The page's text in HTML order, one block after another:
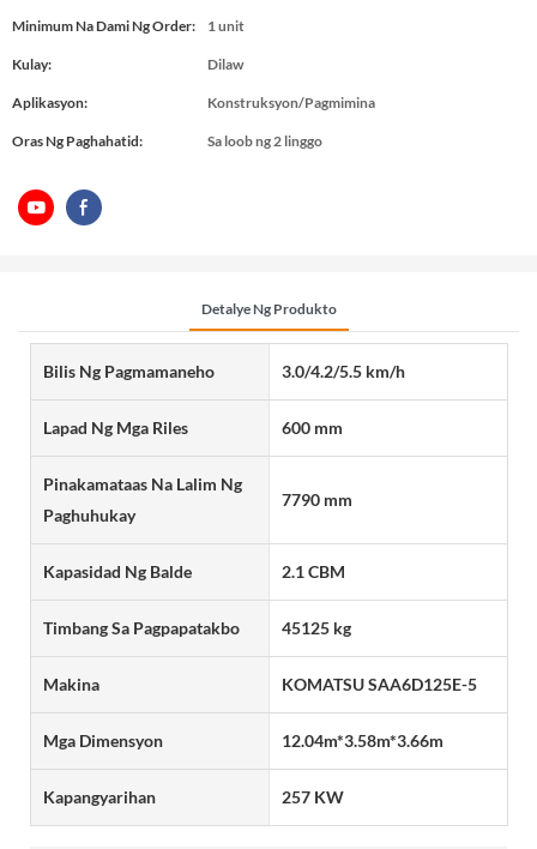
Minimum Na Dami Ng Order: 1 unit
Kulay: Dilaw
Aplikasyon: Konstruksyon/Pagmimina
Oras Ng Paghahatid: Sa loob ng 2 linggo
Detalye Ng Produkto
Bilis Ng Pagmamaneho 3.0/4.2/5.5 km/h
Lapad Ng Mga Riles 600 mm
Pinakamataas Na Lalim Ng
Paghuhukay
7790 mm
Kapasidad Ng Balde 2.1 CBM
Timbang Sa Pagpapatakbo 45125 kg
Makina KOMATSU SAA6D125E-5
Mga Dimensyon 12.04m*3.58m*3.66m
Kapangyarihan 257 KW